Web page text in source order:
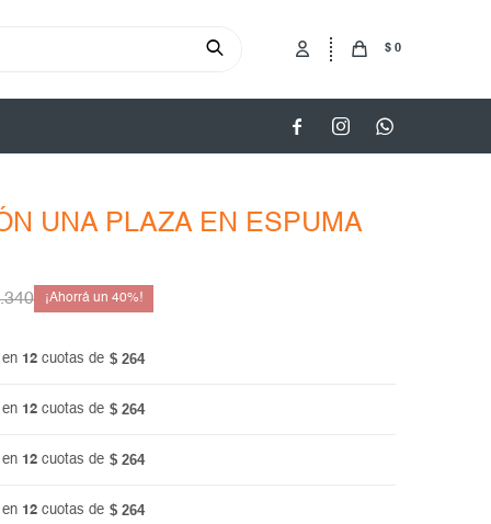
$ 0
  
UNA PLAZA EN ESPUMA
40
en 12 cuotas de $ 264
en 12 cuotas de $ 264
en 12 cuotas de $ 264
en 12 cuotas de $ 264